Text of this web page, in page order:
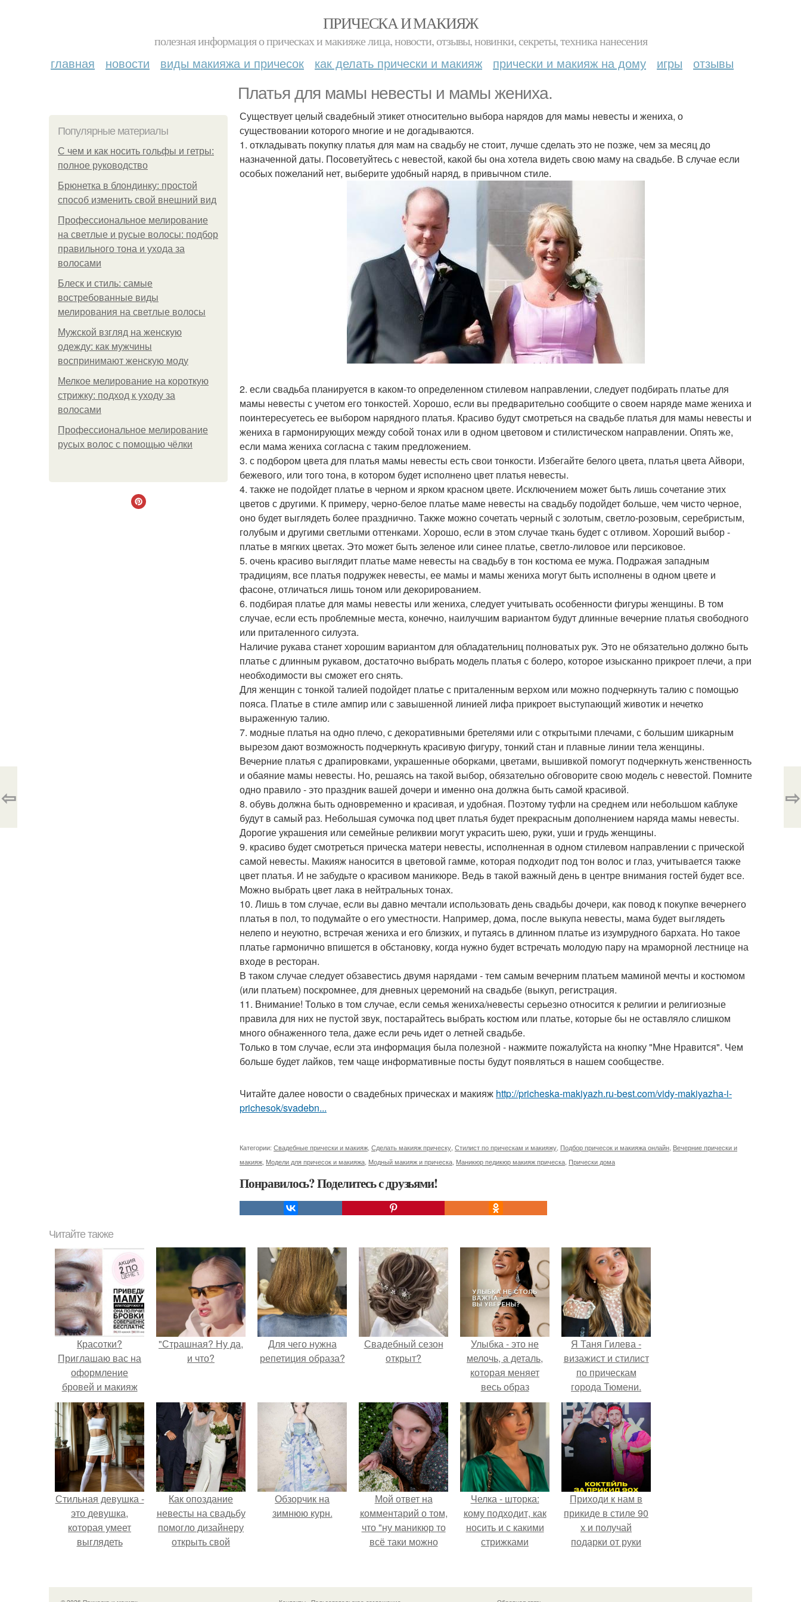
ПРИЧЕСКА И МАКИЯЖ
полезная информация о прическах и макияже лица, новости, отзывы, новинки, секреты, техника нанесения
главная новости виды макияжа и причесок как делать прически и макияж прически и макияж на дому игры отзывы
Платья для мамы невесты и мамы жениха.
Популярные материалы
С чем и как носить гольфы и гетры:
полное руководство
Брюнетка в блондинку: простой
способ изменить свой внешний вид
Профессиональное мелирование
на светлые и русые волосы: подбор
правильного тона и ухода за
волосами
Блеск и стиль: самые
востребованные виды
мелирования на светлые волосы
Мужской взгляд на женскую
одежду: как мужчины
воспринимают женскую моду
Мелкое мелирование на короткую
стрижку: подход к уходу за
волосами
Профессиональное мелирование
русых волос с помощью чёлки
Существует целый свадебный этикет относительно выбора нарядов для мамы невесты и жениха, о
существовании которого многие и не догадываются.
1. откладывать покупку платья для мам на свадьбу не стоит, лучше сделать это не позже, чем за месяц до
назначенной даты. Посоветуйтесь с невестой, какой бы она хотела видеть свою маму на свадьбе. В случае если
особых пожеланий нет, выберите удобный наряд, в привычном стиле.
2. если свадьба планируется в каком-то определенном стилевом направлении, следует подбирать платье для
мамы невесты с учетом его тонкостей. Хорошо, если вы предварительно сообщите о своем наряде маме жениха и
поинтересуетесь ее выбором нарядного платья. Красиво будут смотреться на свадьбе платья для мамы невесты и
жениха в гармонирующих между собой тонах или в одном цветовом и стилистическом направлении. Опять же,
если мама жениха согласна с таким предложением.
3. с подбором цвета для платья мамы невесты есть свои тонкости. Избегайте белого цвета, платья цвета Айвори,
бежевого, или того тона, в котором будет исполнено цвет платья невесты.
4. также не подойдет платье в черном и ярком красном цвете. Исключением может быть лишь сочетание этих
цветов с другими. К примеру, черно-белое платье маме невесты на свадьбу подойдет больше, чем чисто черное,
оно будет выглядеть более празднично. Также можно сочетать черный с золотым, светло-розовым, серебристым,
голубым и другими светлыми оттенками. Хорошо, если в этом случае ткань будет с отливом. Хороший выбор -
платье в мягких цветах. Это может быть зеленое или синее платье, светло-лиловое или персиковое.
5. очень красиво выглядит платье маме невесты на свадьбу в тон костюма ее мужа. Подражая западным
традициям, все платья подружек невесты, ее мамы и мамы жениха могут быть исполнены в одном цвете и
фасоне, отличаться лишь тоном или декорированием.
6. подбирая платье для мамы невесты или жениха, следует учитывать особенности фигуры женщины. В том
случае, если есть проблемные места, конечно, наилучшим вариантом будут длинные вечерние платья свободного
или приталенного силуэта.
Наличие рукава станет хорошим вариантом для обладательниц полноватых рук. Это не обязательно должно быть
платье с длинным рукавом, достаточно выбрать модель платья с болеро, которое изысканно прикроет плечи, а при
необходимости вы сможет его снять.
Для женщин с тонкой талией подойдет платье с приталенным верхом или можно подчеркнуть талию с помощью
пояса. Платье в стиле ампир или с завышенной линией лифа прикроет выступающий животик и нечетко
выраженную талию.
7. модные платья на одно плечо, с декоративными бретелями или с открытыми плечами, с большим шикарным
вырезом дают возможность подчеркнуть красивую фигуру, тонкий стан и плавные линии тела женщины.
Вечерние платья с драпировками, украшенные оборками, цветами, вышивкой помогут подчеркнуть женственность
и обаяние мамы невесты. Но, решаясь на такой выбор, обязательно обговорите свою модель с невестой. Помните
одно правило - это праздник вашей дочери и именно она должна быть самой красивой.
8. обувь должна быть одновременно и красивая, и удобная. Поэтому туфли на среднем или небольшом каблуке
будут в самый раз. Небольшая сумочка под цвет платья будет прекрасным дополнением наряда мамы невесты.
Дорогие украшения или семейные реликвии могут украсить шею, руки, уши и грудь женщины.
9. красиво будет смотреться прическа матери невесты, исполненная в одном стилевом направлении с прической
самой невесты. Макияж наносится в цветовой гамме, которая подходит под тон волос и глаз, учитывается также
цвет платья. И не забудьте о красивом маникюре. Ведь в такой важный день в центре внимания гостей будет все.
Можно выбрать цвет лака в нейтральных тонах.
10. Лишь в том случае, если вы давно мечтали использовать день свадьбы дочери, как повод к покупке вечернего
платья в пол, то подумайте о его уместности. Например, дома, после выкупа невесты, мама будет выглядеть
нелепо и неуютно, встречая жениха и его близких, и путаясь в длинном платье из изумрудного бархата. Но такое
платье гармонично впишется в обстановку, когда нужно будет встречать молодую пару на мраморной лестнице на
входе в ресторан.
В таком случае следует обзавестись двумя нарядами - тем самым вечерним платьем маминой мечты и костюмом
(или платьем) поскромнее, для дневных церемоний на свадьбе (выкуп, регистрация.
11. Внимание! Только в том случае, если семья жениха/невесты серьезно относится к религии и религиозные
правила для них не пустой звук, постарайтесь выбрать костюм или платье, которые бы не оставляло слишком
много обнаженного тела, даже если речь идет о летней свадьбе.
Только в том случае, если эта информация была полезной - нажмите пожалуйста на кнопку "Мне Нравится". Чем
больше будет лайков, тем чаще информативные посты будут появляться в нашем сообществе.
Читайте далее новости о свадебных прическах и макияж http://pricheska-makiyazh.ru-best.com/vidy-makiyazha-i-
prichesok/svadebn...
Категории: Свадебные прически и макияж Сделать макияж прическу Стилист по прическам и макияжу Подбор причесок и макияжа онлайн Вечерние прически и
макияж Модели для причесок и макияжа Модный макияж и прическа Маникюр педикюр макияж прическа Прически дома
Понравилось? Поделитесь с друзьями!
⇦ ⇨
Читайте также
Красотки?
Приглашаю вас на
оформление
бровей и макияж
прическу.
"Страшная? Ну да,
и что?
Для чего нужна
репетиция образа?
Свадебный сезон
открыт?
Улыбка - это не
мелочь, а деталь,
которая меняет
весь образ
человека.
Я Таня Гилева -
визажист и стилист
по прическам
города Тюмени.
Стильная девушка -
это девушка,
которая умеет
выглядеть
ситуации.
Как опоздание
невесты на свадьбу
помогло дизайнеру
открыть свой
Обзорчик на
зимнюю курн.
Мой ответ на
комментарий о том,
что "ну маникюр то
всё таки можно
Челка - шторка:
кому подходит, как
носить и с какими
стрижками
Приходи к нам в
прикиде в стиле 90
х и получай
подарки от руки